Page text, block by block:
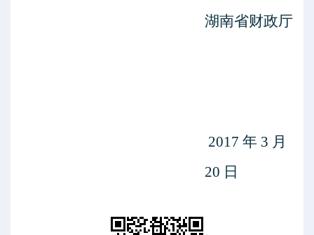
湖南省财政厅
2017 年 3 月
20 日